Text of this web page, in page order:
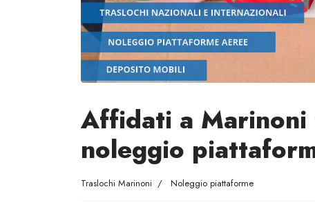
Affidati a
noleggio
Traslochi Marinoni Noleggio piattaforme